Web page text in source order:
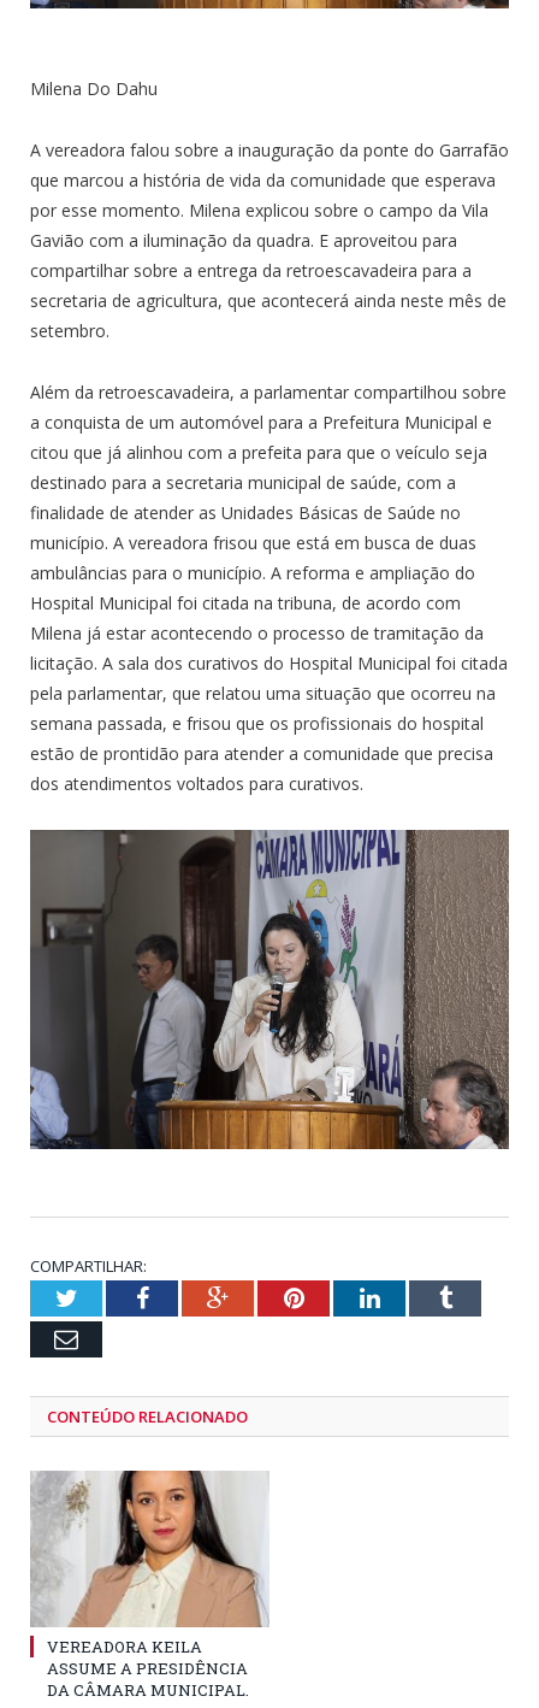
Milena Do Dahu
A vereadora falou sobre a inauguração da ponte do Garrafão
que marcou a história de vida da comunidade que esperava
por esse momento. Milena explicou sobre o campo da Vila
Gavião com a iluminação da quadra. E aproveitou para
compartilhar sobre a entrega da retroescavadeira para a
secretaria de agricultura, que acontecerá ainda neste mês de
setembro.
Além da retroescavadeira, a parlamentar compartilhou sobre
a conquista de um automóvel para a Prefeitura Municipal e
citou que já alinhou com a prefeita para que o veículo seja
destinado para a secretaria municipal de saúde, com a
finalidade de atender as Unidades Básicas de Saúde no
município. A vereadora frisou que está em busca de duas
ambulâncias para o município. A reforma e ampliação do
Hospital Municipal foi citada na tribuna, de acordo com
Milena já estar acontecendo o processo de tramitação da
licitação. A sala dos curativos do Hospital Municipal foi citada
pela parlamentar, que relatou uma situação que ocorreu na
semana passada, e frisou que os profissionais do hospital
estão de prontidão para atender a comunidade que precisa
dos atendimentos voltados para curativos.
COMPARTILHAR:
TwitterFacebookGoogle+PinterestLinkedInTumblr
Email
CONTEÚDO RELACIONADO
VEREADORA KEILA
ASSUME A PRESIDÊNCIA
DA CÂMARA MUNICIPAL.